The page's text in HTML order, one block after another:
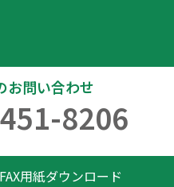
お問い合わせ
8206
FAX用紙ダウンロード